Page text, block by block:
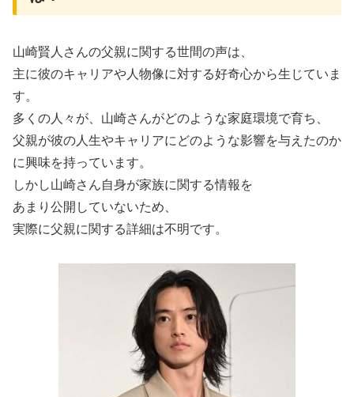
山崎賢人さんの父親に関する世間の声は、
主に彼のキャリアや人物像に対する好奇心から生じていま
す。
多くの人々が、山崎さんがどのような家庭環境で育ち、
父親が彼の人生やキャリアにどのような影響を与えたのか
に興味を持っています。
しかし山崎さん自身が家族に関する情報を
あまり公開していないため、
実際に父親に関する詳細は不明です。